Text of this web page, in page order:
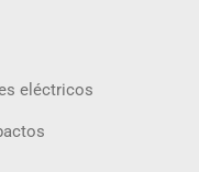
eléctricos